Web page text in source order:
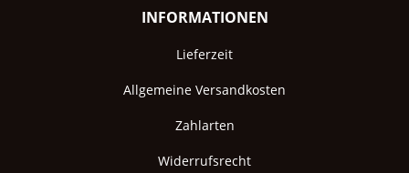
INFORMATIONEN
Lieferzeit
Allgemeine Versandkosten
Zahlarten
Widerrufsrecht